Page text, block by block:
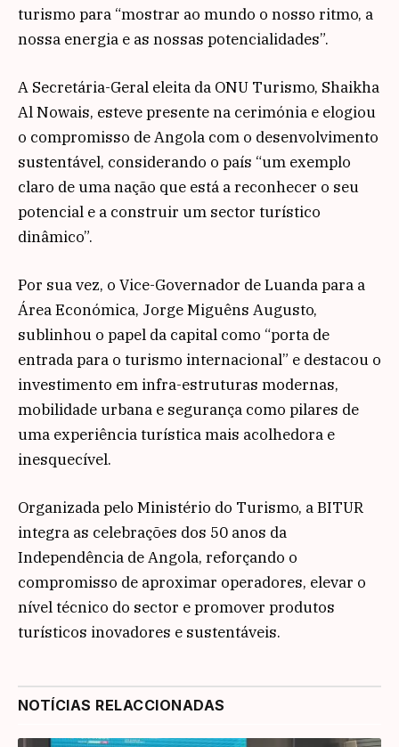
turismo para “mostrar ao mundo o nosso ritmo, a
nossa energia e as nossas potencialidades”.
A Secretária-Geral eleita da ONU Turismo, Shaikha
Al Nowais, esteve presente na cerimónia e elogiou
o compromisso de Angola com o desenvolvimento
sustentável, considerando o país “um exemplo
claro de uma nação que está a reconhecer o seu
potencial e a construir um sector turístico
dinâmico”.
Por sua vez, o Vice-Governador de Luanda para a
Área Económica, Jorge Miguêns Augusto,
sublinhou o papel da capital como “porta de
entrada para o turismo internacional” e destacou o
investimento em infra-estruturas modernas,
mobilidade urbana e segurança como pilares de
uma experiência turística mais acolhedora e
inesquecível.
Organizada pelo Ministério do Turismo, a BITUR
integra as celebrações dos 50 anos da
Independência de Angola, reforçando o
compromisso de aproximar operadores, elevar o
nível técnico do sector e promover produtos
turísticos inovadores e sustentáveis.
NOTÍCIAS RELACCIONADAS